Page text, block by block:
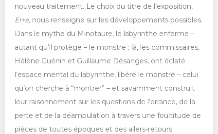
nouveau traitement. Le choix du titre de l’exposition,
Erre, nous renseigne sur les développements possibles.
Dans le mythe du Minotaure, le labyrinthe enferme –
autant qu’il protège – le monstre ; là, les commissaires,
Hélène Guénin et Guillaume Désanges, ont éclaté
l’espace mental du labyrinthe, libéré le monstre – celui
qu’on cherche à “montrer” – et savamment construit
leur raisonnement sur les questions de l’errance, de la
perte et de la déambulation à travers une foultitude de
pièces de toutes époques et des allers-retours